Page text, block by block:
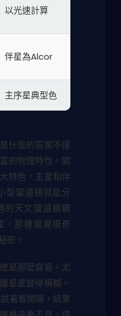
以光速計算
伴星為Alcor
主序星典型色
什麼的答案不僅
的物理特性。開
特色，主星和伴
型望遠鏡就能分
的天文望遠鏡觀
，那種感覺很奇
密。
是那麼容易。尤
星星變得模糊。
著看開陽，結果